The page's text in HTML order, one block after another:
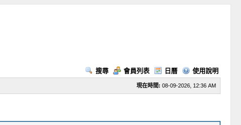
搜尋 會員列表 日曆 使用說明
現在時間: 08-09-2026, 12:36 AM